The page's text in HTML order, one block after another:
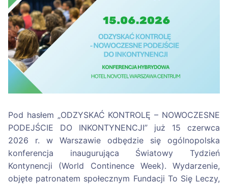
Pod hasłem „ODZYSKAĆ KONTROLĘ – NOWOCZESNE
PODEJŚCIE DO INKONTYNENCJI” już 15 czerwca
2026 r. w Warszawie odbędzie się ogólnopolska
konferencja inaugurująca Światowy Tydzień
Kontynencji (World Continence Week). Wydarzenie,
objęte patronatem społecznym Fundacji To Się Leczy,